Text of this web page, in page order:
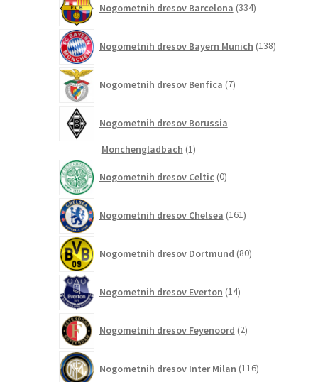
Nogometnih dresov Barcelona 334izdelkov
Nogometnih dresov Bayern Munich 138izdelkov
Nogometnih dresov Benfica 7izdelkov
Nogometnih dresov Borussia
Monchengladbach 11
Nogometnih dresov Celtic 0izdelkov
Nogometnih dresov Chelsea 161izdelkov
Nogometnih dresov Dortmund 80izdelkov
Nogometnih dresov Everton 14izdelkov
Nogometnih dresov Feyenoord 2izdelka
Nogometnih dresov Inter Milan 116izdelkov